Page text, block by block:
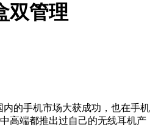
双管理
内的手机市场大获成功，也在手机
高端都推出过自己的无线耳机产